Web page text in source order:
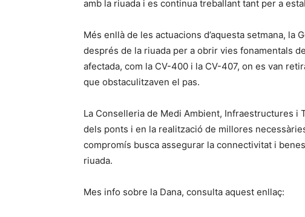
amb la riuada i es continua treballant tant per a
Més enllà de les actuacions d’aquesta setmana,
després de la riuada per a obrir vies fonamentals
afectada, com la CV-400 i la CV-407, on es van
que obstaculitzaven el pas.
La Conselleria de Medi Ambient, Infraestructures
dels ponts i en la realització de millores
compromís busca assegurar la connectivitat i
riuada.
Mes info sobre la Dana, consulta aquest enllaç: